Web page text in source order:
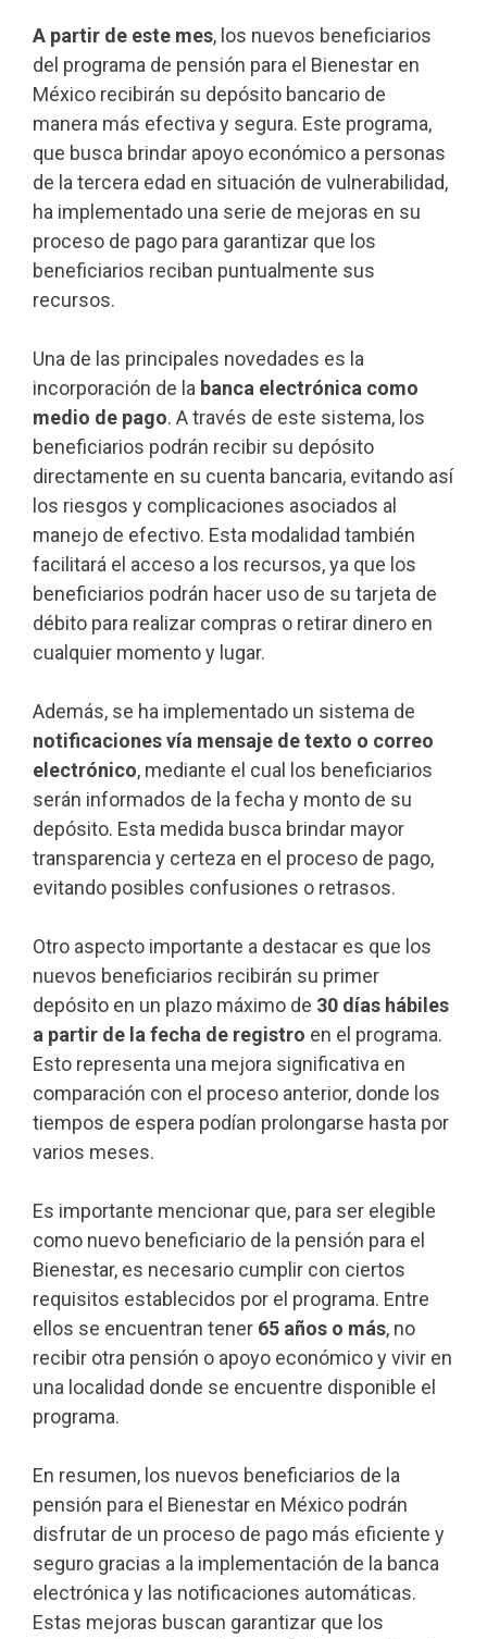
A partir de este mes, los nuevos beneficiarios
del programa de pensión para el Bienestar en
México recibirán su depósito bancario de
manera más efectiva y segura. Este programa,
que busca brindar apoyo económico a personas
de la tercera edad en situación de vulnerabilidad,
ha implementado una serie de mejoras en su
proceso de pago para garantizar que los
beneficiarios reciban puntualmente sus
recursos.
Una de las principales novedades es la
incorporación de la banca electrónica como
medio de pago. A través de este sistema, los
beneficiarios podrán recibir su depósito
directamente en su cuenta bancaria, evitando así
los riesgos y complicaciones asociados al
manejo de efectivo. Esta modalidad también
facilitará el acceso a los recursos, ya que los
beneficiarios podrán hacer uso de su tarjeta de
débito para realizar compras o retirar dinero en
cualquier momento y lugar.
Además, se ha implementado un sistema de
notificaciones vía mensaje de texto o correo
electrónico, mediante el cual los beneficiarios
serán informados de la fecha y monto de su
depósito. Esta medida busca brindar mayor
transparencia y certeza en el proceso de pago,
evitando posibles confusiones o retrasos.
Otro aspecto importante a destacar es que los
nuevos beneficiarios recibirán su primer
depósito en un plazo máximo de 30 días hábiles
a partir de la fecha de registro en el programa.
Esto representa una mejora significativa en
comparación con el proceso anterior, donde los
tiempos de espera podían prolongarse hasta por
varios meses.
Es importante mencionar que, para ser elegible
como nuevo beneficiario de la pensión para el
Bienestar, es necesario cumplir con ciertos
requisitos establecidos por el programa. Entre
ellos se encuentran tener 65 años o más, no
recibir otra pensión o apoyo económico y vivir en
una localidad donde se encuentre disponible el
programa.
En resumen, los nuevos beneficiarios de la
pensión para el Bienestar en México podrán
disfrutar de un proceso de pago más eficiente y
seguro gracias a la implementación de la banca
electrónica y las notificaciones automáticas.
Estas mejoras buscan garantizar que los